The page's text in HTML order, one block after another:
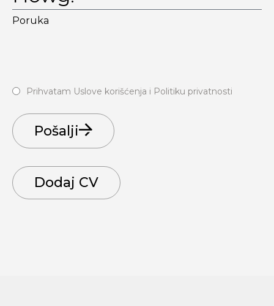
Poruka
Prihvatam Uslove korišćenja i Politiku privatnosti
Pošalji
Dodaj CV